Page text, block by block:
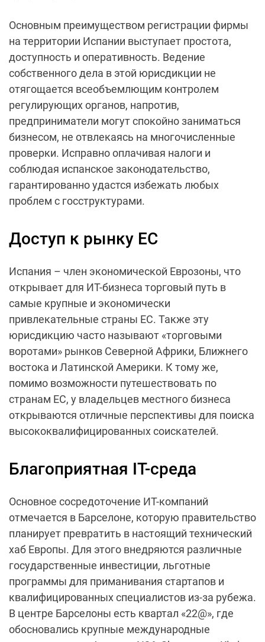
Основным преимуществом регистрации фирмы
на территории Испании выступает простота,
доступность и оперативность. Ведение
собственного дела в этой юрисдикции не
отягощается всеобъемлющим контролем
регулирующих органов, напротив,
предприниматели могут спокойно заниматься
бизнесом, не отвлекаясь на многочисленные
проверки. Исправно оплачивая налоги и
соблюдая испанское законодательство,
гарантированно удастся избежать любых
проблем с госструктурами.
Доступ к рынку ЕС
Испания – член экономической Еврозоны, что
открывает для ИТ-бизнеса торговый путь в
самые крупные и экономически
привлекательные страны ЕС. Также эту
юрисдикцию часто называют «торговыми
воротами» рынков Северной Африки, Ближнего
востока и Латинской Америки. К тому же,
помимо возможности путешествовать по
странам ЕС, у владельцев местного бизнеса
открываются отличные перспективы для поиска
высококвалифицированных соискателей.
Благоприятная IT-среда
Основное сосредоточение ИТ-компаний
отмечается в Барселоне, которую правительство
планирует превратить в настоящий технический
хаб Европы. Для этого внедряются различные
государственные инвестиции, льготные
программы для приманивания стартапов и
квалифицированных специалистов из-за рубежа.
В центре Барселоны есть квартал «22@», где
обосновались крупные международные